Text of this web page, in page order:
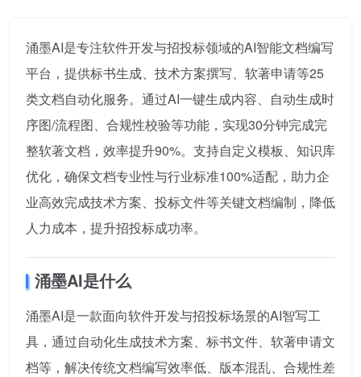
涌墨AI是专注软件开发与招投标领域的AI智能文档编写
平台，提供标书生成、技术方案撰写、软著申请等25
类文档自动化服务。通过AI一键生成内容、自动生成时
序图/流程图、合规性校验等功能，实现30分钟完成完
整软著文档，效率提升90%。支持自定义模板、知识库
优化，确保文档专业性与行业标准100%适配，助力企
业高效完成技术方案、投标文件等关键文档编制，降低
人力成本，提升招投标成功率。
涌墨AI是什么
涌墨AI是一款面向软件开发与招投标场景的AI智写工
具，通过自动化生成技术方案、标书文件、软著申请文
档等，解决传统文档编写效率低、版本混乱、合规性差